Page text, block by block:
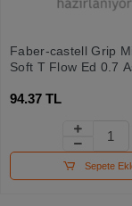
Faber-castell Grip
Soft T Flow Ed 0.7
94.37 TL
Sepete